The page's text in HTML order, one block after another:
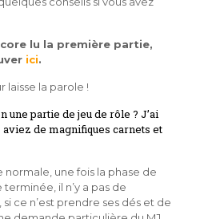
lu la première partie,
ici.
laisse la parole !
partie de jeu de rôle ? J’ai
de magnifiques carnets et
une fois la phase de
il n’y a pas de
ce n’est prendre ses dés et de